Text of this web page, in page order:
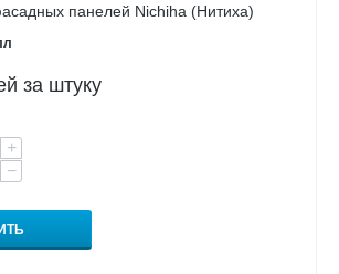
панелей Nichiha (Нитиха)
за штуку
+
−